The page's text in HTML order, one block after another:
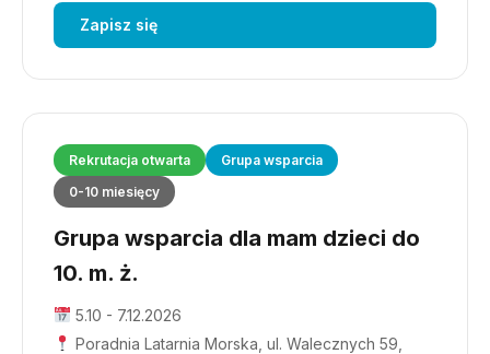
Zapisz się
Rekrutacja otwarta
Grupa wsparcia
0-10 miesięcy
Grupa wsparcia dla mam dzieci do
10. m. ż.
5.10 - 7.12.2026
Poradnia Latarnia Morska, ul. Walecznych 59,